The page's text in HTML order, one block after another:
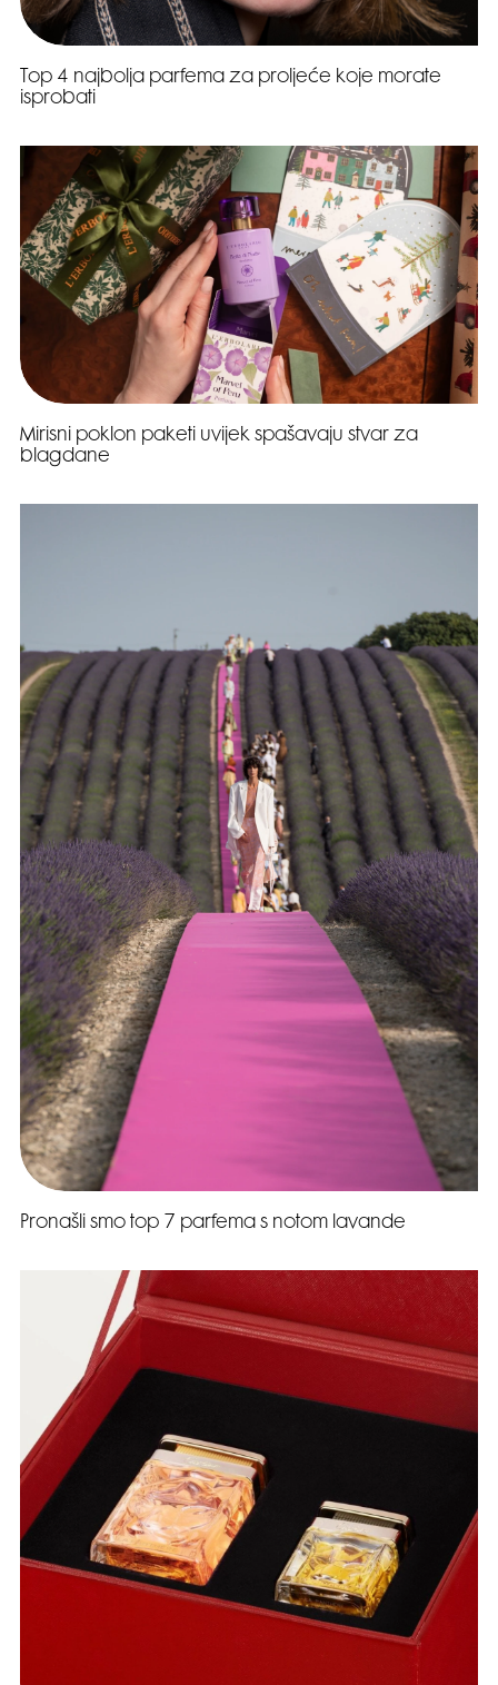
Top 4 najbolja parfema za proljeće koje morate
isprobati
Mirisni poklon paketi uvijek spašavaju stvar za
blagdane
Pronašli smo top 7 parfema s notom lavande